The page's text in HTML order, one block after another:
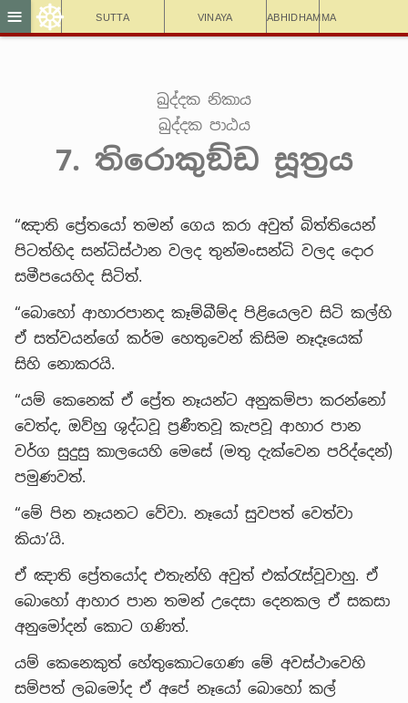
Sutta Vinaya Abhidhamma
≡ ☸
ඛුද්දක නිකාය
ඛුද්දක පාඨය
7. තිරොකුඞ්ඩ සූත්‍රය
“ඤාති ප්‍රේතයෝ තමන් ගෙය කරා අවුත් බිත්තියෙන්
පිටත්හිද සන්ධිස්ථාන වලද තුන්මංසන්ධි වලද දොර
සමීපයෙහිද සිටිත්.
“බොහෝ ආහාරපානද කෑම්බීම්ද පිළියෙලව සිටි කල්හි
ඒ සත්වයන්ගේ කර්ම හෙතුවෙන් කිසිම නෑදෑයෙක්
සිහි නොකරයි.
“යම් කෙනෙක් ඒ ප්‍රේත නෑයන්ට අනුකම්පා කරන්නෝ
වෙත්ද, ඔව්හු ශුද්ධවූ ප්‍රණීතවූ කැපවූ ආහාර පාන
වර්ග සුදුසු කාලයෙහි මෙසේ (මතු දැක්වෙන පරිද්දෙන්)
පමුණවත්.
“මේ පින නෑයනට වේවා. නෑයෝ සුවපත් වෙත්වා
කියා’යි.
ඒ ඤාති ප්‍රේතයෝද එතැන්හි අවුත් එක්රැස්වූවාහු. ඒ
බොහෝ ආහාර පාන තමන් උදෙසා දෙනකල ඒ සකසා
අනුමෝදන් කොට ගණිත්.
යම් කෙනෙකුත් හේතුකොටගෙණ මේ අවස්ථාවෙහි
සම්පත් ලබමෝද ඒ අපේ නෑයෝ බොහෝ කල්